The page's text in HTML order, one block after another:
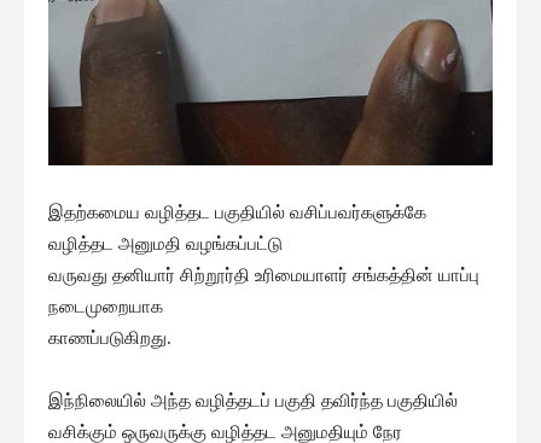
இதற்கமைய வழித்தட பகுதியில் வசிப்பவர்களுக்கே
வழித்தட அனுமதி வழங்கப்பட்டு
வருவது தனியார் சிற்றூர்தி உரிமையாளர் சங்கத்தின் யாப்பு
நடைமுறையாக
காணப்படுகிறது.
இந்நிலையில் அந்த வழித்தடப் பகுதி தவிர்ந்த பகுதியில்
வசிக்கும் ஒருவருக்கு வழித்தட அனுமதியும் நேர